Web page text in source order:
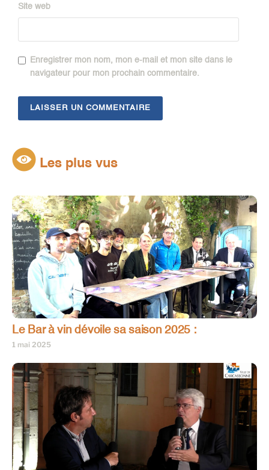
Site web
Enregistrer mon nom, mon e-mail et mon site dans le
navigateur pour mon prochain commentaire.
Les plus vus
Le Bar à vin dévoile sa saison 2025 :
1 mai 2025